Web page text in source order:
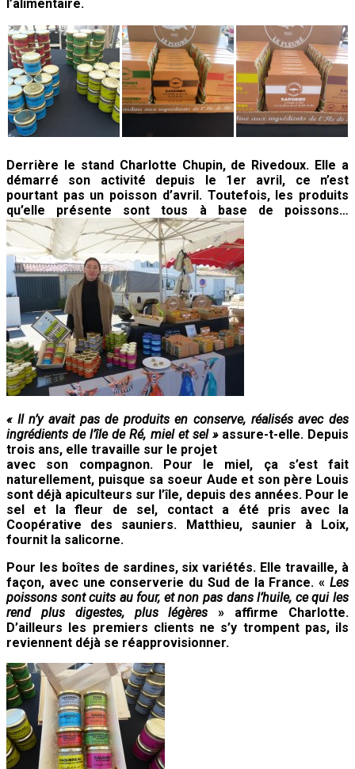
l’alimentaire.
Derrière le stand Charlotte Chupin, de Rivedoux. Elle a
démarré son activité depuis le 1er avril, ce n’est
pourtant pas un poisson d’avril. Toutefois, les produits
qu’elle présente sont tous à base de poissons…
« Il n’y avait pas de produits en conserve, réalisés avec des
ingrédients de l’île de Ré, miel et sel »assure-t-elle. Depuis
trois ans, elle travaille sur le projet
avec son compagnon. Pour le miel, ça s’est fait
naturellement, puisque sa soeur Aude et son père Louis
sont déjà apiculteurs sur l’île, depuis des années. Pour le
sel et la fleur de sel, contact a été pris avec la
Coopérative des sauniers. Matthieu, saunier à Loix,
fournit la salicorne.
Pour les boîtes de sardines, six variétés. Elle travaille, à
façon, avec une conserverie du Sud de la France. « Les
poissons sont cuits au four, et non pas dans l’huile, ce qui les
rend plus digestes, plus légères » affirme Charlotte.
D’ailleurs les premiers clients ne s’y trompent pas, ils
reviennent déjà se réapprovisionner.